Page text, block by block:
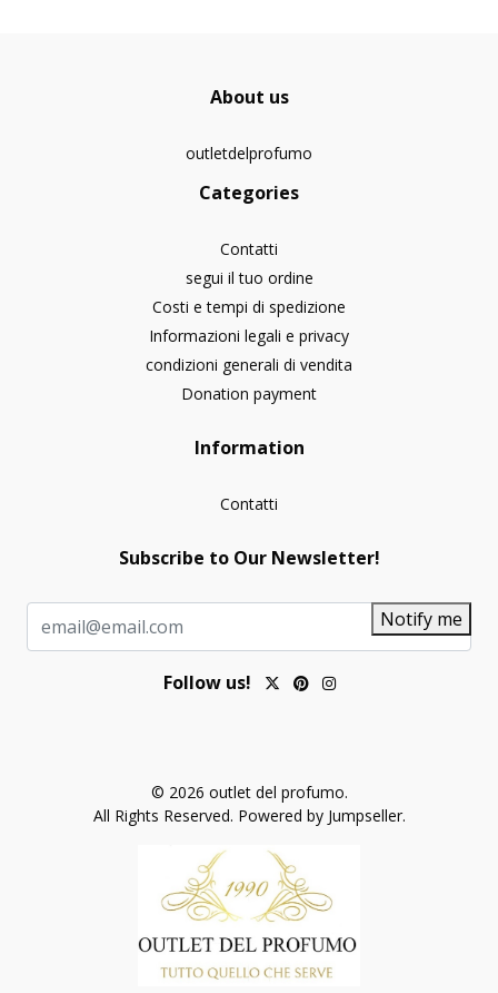
About us
outletdelprofumo
Categories
Contatti
segui il tuo ordine
Costi e tempi di spedizione
Informazioni legali e privacy
condizioni generali di vendita
Donation payment
Information
Contatti
Subscribe to Our Newsletter!
Notify me
Follow us!
© 2026 outlet del profumo.
All Rights Reserved. Powered by Jumpseller.